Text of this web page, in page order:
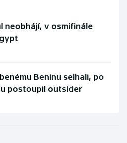
neobhájí, v osmifinále
Beninu selhali, po
postoupil outsider